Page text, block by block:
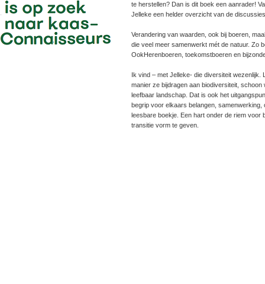
te herstellen? Dan is dit boek een aanrader!
Jelleke een helder overzicht van de
Verandering van waarden, ook bij boeren,
die veel meer samenwerkt mét de natuur. Zo
OokHerenboeren, toekomst­boeren en
Ik vind – met Jelleke- die diversiteit wezenlijk.
manier ze bijdragen aan biodiversiteit,
leefbaar landschap. Dat is ook het
begrip voor elkaars belangen,
leesbare boekje. Een hart onder de riem
transitie vorm te geven.